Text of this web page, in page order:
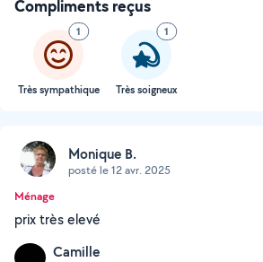
Compliments reçus
1
Très sympathique
1
Très soigneux
Monique B.
posté le 12 avr. 2025
Ménage
prix très elevé
Camille